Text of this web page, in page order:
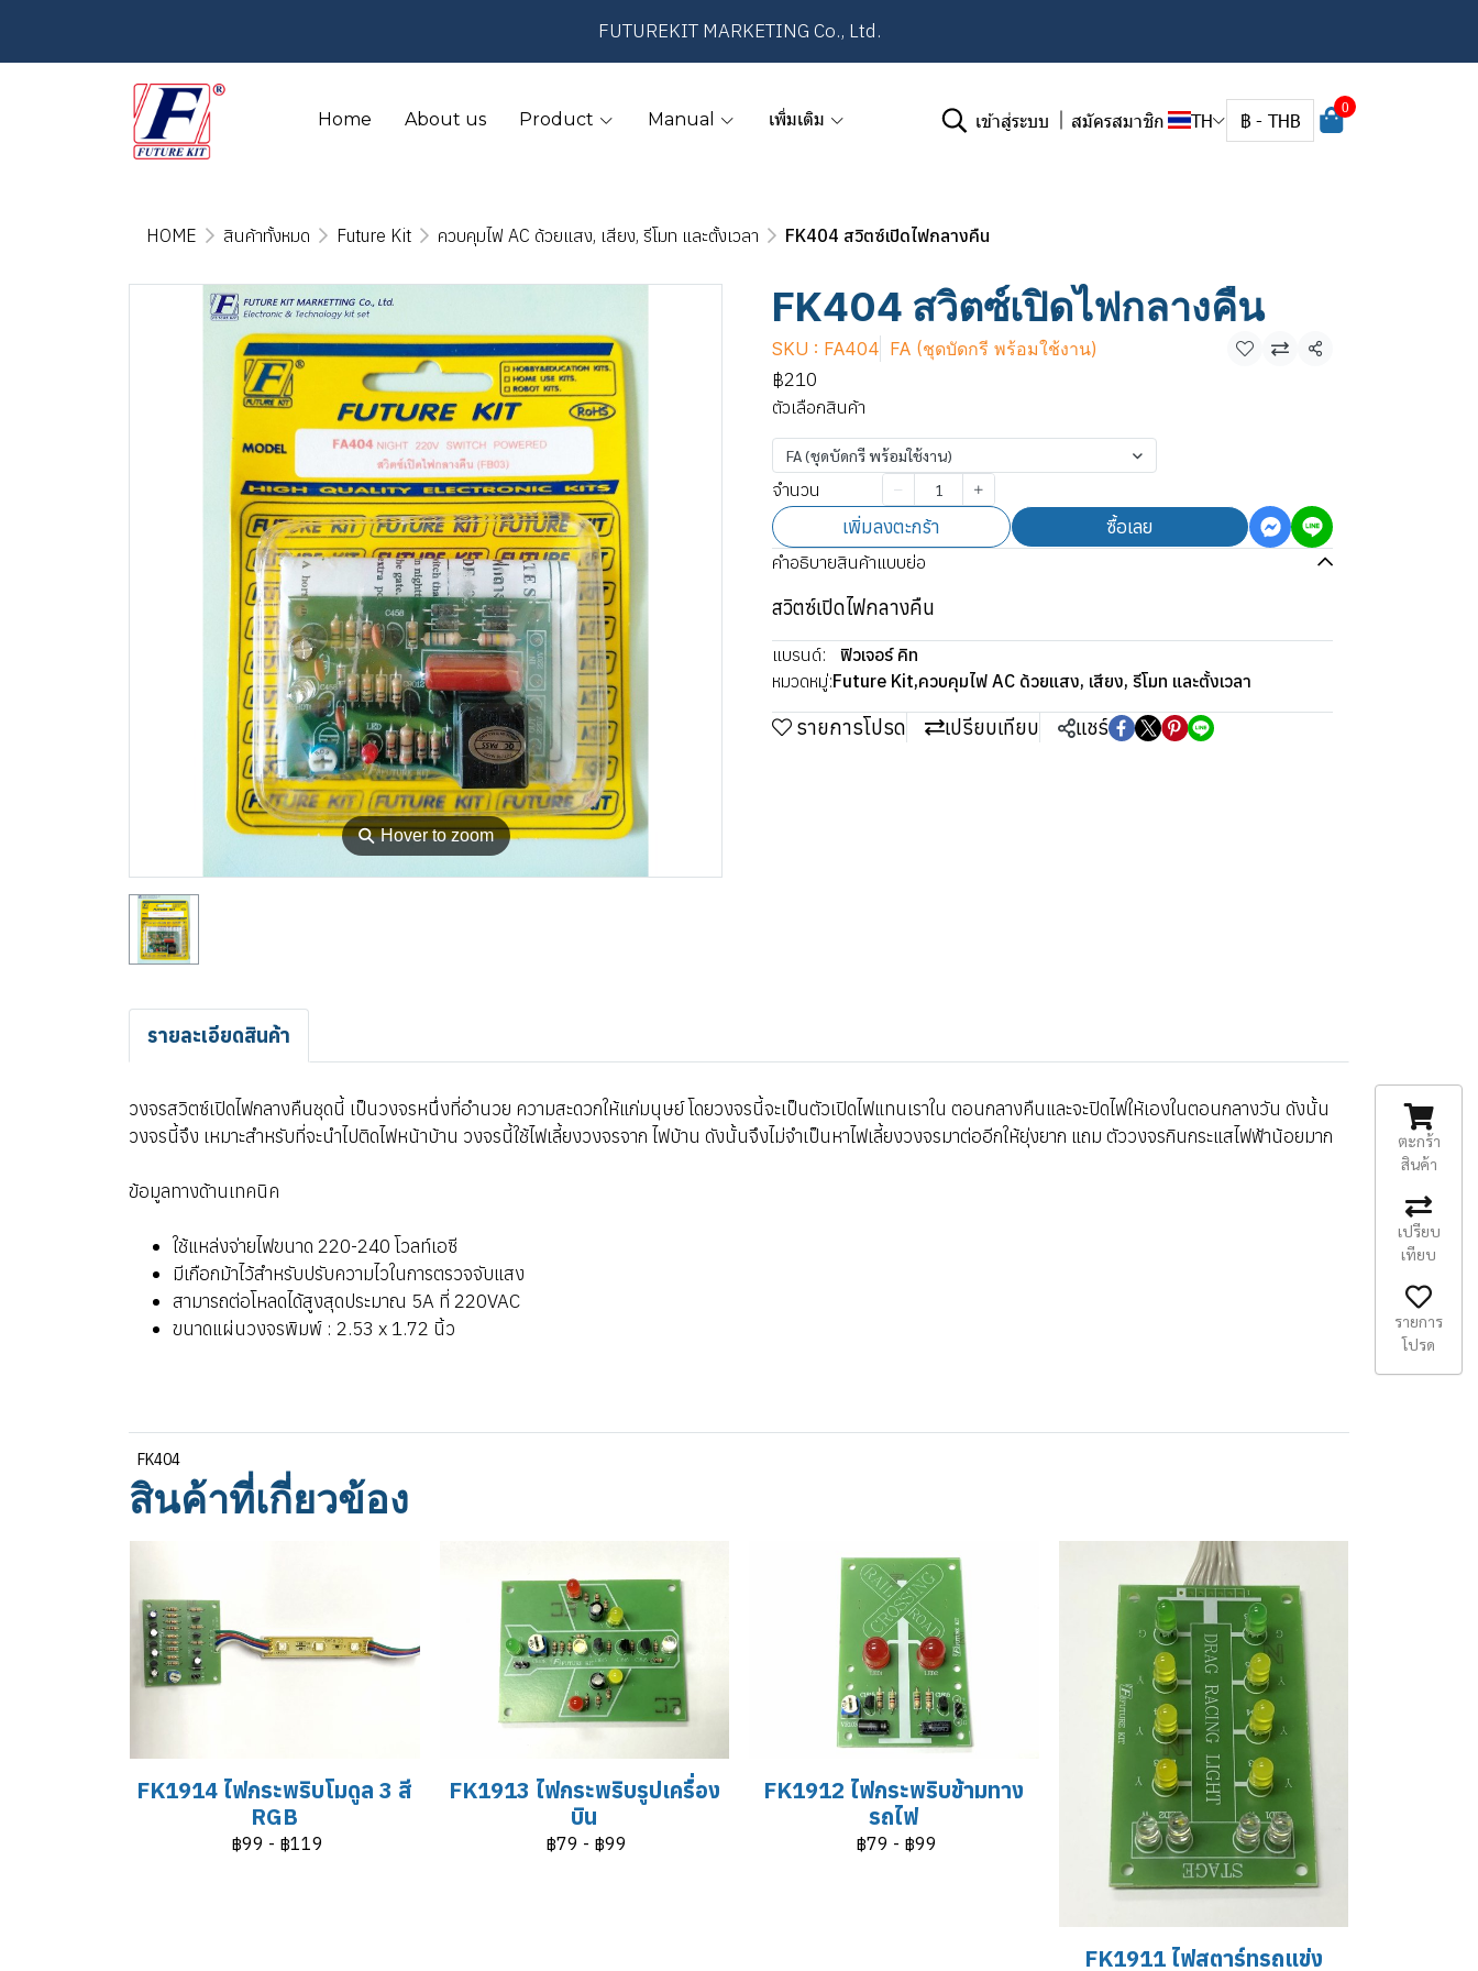
FUTUREKIT MARKETING Co., Ltd.
Home About us Product Manual เพิ่มเติม เข้าสู่ระบบ สมัครสมาชิก TH ฿ - THB
0
HOME สินค้าทั้งหมด Future Kit ควบคุมไฟ AC ด้วยแสง, เสียง, รีโมท และตั้งเวลา FK404 สวิตซ์เปิดไฟกลางคืน
⚲Hover to zoom
FK404 สวิตซ์เปิดไฟกลางคืน
SKU : FA404 FA (ชุดบัดกรี พร้อมใช้งาน)
แชร์
฿210
ตัวเลือกสินค้า
FA (ชุดบัดกรี พร้อมใช้งาน)
จำนวน
เพิ่มลงตะกร้า ซื้อเลย
คำอธิบายสินค้าแบบย่อ
สวิตซ์เปิดไฟกลางคืน
แบรนด์:
ฟิวเจอร์ คิท
หมวดหมู่:Future Kit,ควบคุมไฟ AC ด้วยแสง, เสียง, รีโมท และตั้งเวลา
รายการโปรด เปรียบเทียบ แชร์
รายละเอียดสินค้า
วงจรสวิตซ์เปิดไฟกลางคืนชุดนี้ เป็นวงจรหนึ่งที่อำนวย ความสะดวกให้แก่มนุษย์ โดยวงจรนี้จะเป็นตัวเปิดไฟแทนเราใน ตอนกลางคืนและจะปิดไฟให้เองในตอนกลางวัน ดังนั้น
วงจรนี้จึง เหมาะสำหรับที่จะนำไปติดไฟหน้าบ้าน วงจรนี้ใช้ไฟเลี้ยงวงจรจาก ไฟบ้าน ดังนั้นจึงไม่จำเป็นหาไฟเลี้ยงวงจรมาต่ออีกให้ยุ่งยาก แถม ตัววงจรกินกระแสไฟฟ้าน้อยมาก
ข้อมูลทางด้านเทคนิค
ใช้แหล่งจ่ายไฟขนาด 220-240 โวลท์เอซี
มีเกือกม้าไว้สำหรับปรับความไวในการตรวจจับแสง
สามารถต่อโหลดได้สูงสุดประมาณ 5A ที่ 220VAC
ขนาดแผ่นวงจรพิมพ์ : 2.53 x 1.72 นิ้ว
FK404
สินค้าที่เกี่ยวข้อง
FK1914 ไฟกระพริบโมดูล 3 สี
RGB
฿99 - ฿119
FK1913 ไฟกระพริบรูปเครื่อง
บิน
฿79 - ฿99
FK1912 ไฟกระพริบข้ามทาง
รถไฟ
฿79 - ฿99
FK1911 ไฟสตาร์ทรถแข่ง
ตะกร้า
สินค้า
เปรียบ
เทียบ
รายการ
โปรด